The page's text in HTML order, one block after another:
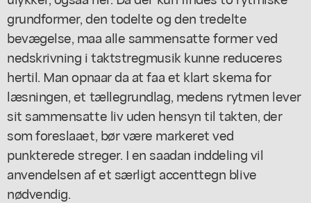
grundformer, den todelte og den tredelte
bevægelse, maa alle sammensatte former ved
nedskrivning i taktstregmusik kunne reduceres
hertil. Man opnaar da at faa et klart skema for
læsningen, et tællegrundlag, medens rytmen lever
sit sammensatte liv uden hensyn til takten, der
som foreslaaet, bør være markeret ved
punkterede streger. I en saadan inddeling vil
anvendelsen af et særligt accenttegn blive
nødvendig.